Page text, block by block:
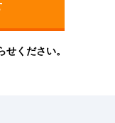
ください。